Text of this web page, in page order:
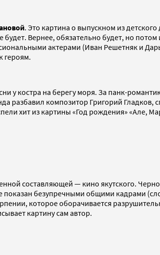
. Это картина о выпускном из
Вернее, обязательно будет, но
актерами (Иван Решетняк и
героям.
у костра на берегу моря. За панк-
разбавил композитор Григорий
хит из картины «Год рождения» «Але,
составляющей — кино якутского.
безупречными общими кадрами
которое оборачивается
картину сам автор.